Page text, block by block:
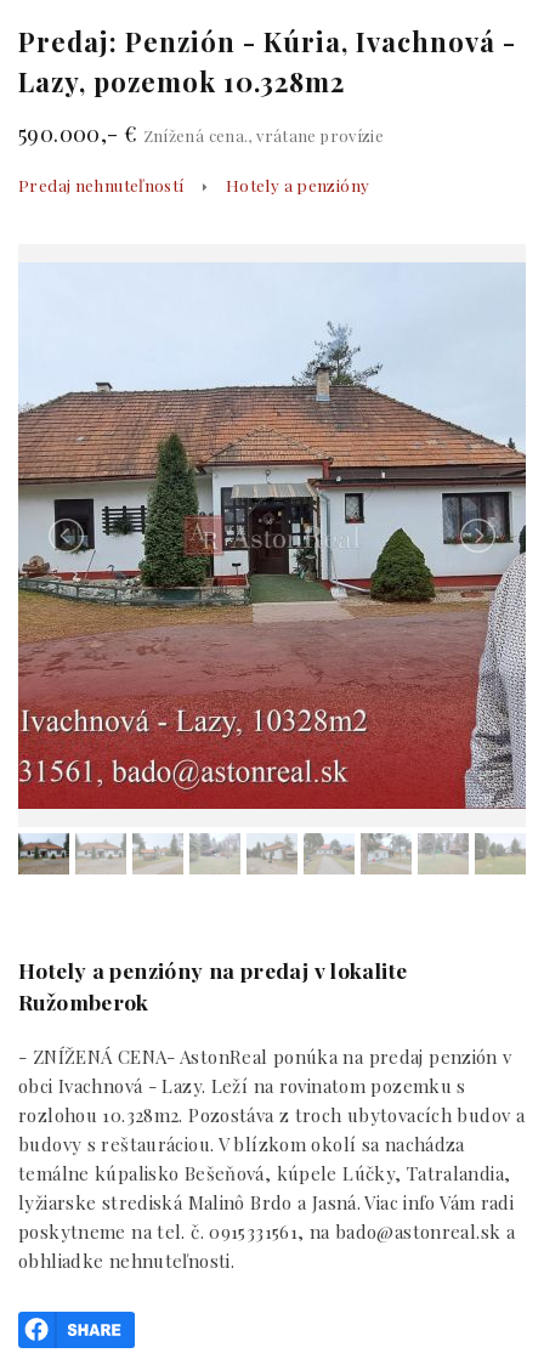
Predaj: Penzión - Kúria, Ivachnová -
Lazy, pozemok 10.328m2
590.000,- € Znížená cena., vrátane provízie
Predaj nehnuteľností Hotely a penzióny
Hotely a penzióny na predaj v lokalite
Ružomberok
- ZNÍŽENÁ CENA- AstonReal ponúka na predaj penzión v
obci Ivachnová - Lazy. Leží na rovinatom pozemku s
rozlohou 10.328m2. Pozostáva z troch ubytovacích budov a
budovy s reštauráciou. V blízkom okolí sa nachádza
temálne kúpalisko Bešeňová, kúpele Lúčky, Tatralandia,
lyžiarske strediská Malinô Brdo a Jasná. Viac info Vám radi
poskytneme na tel. č. 0915331561, na bado@astonreal.sk a
obhliadke nehnuteľnosti.